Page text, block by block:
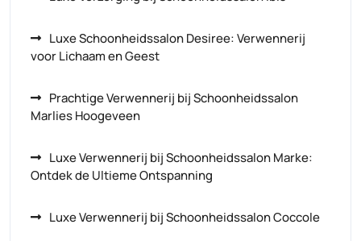
Luxe Schoonheidssalon Desiree: Verwennerij
voor Lichaam en Geest
Prachtige Verwennerij bij Schoonheidssalon
Marlies Hoogeveen
Luxe Verwennerij bij Schoonheidssalon Marke:
Ontdek de Ultieme Ontspanning
Luxe Verwennerij bij Schoonheidssalon Coccole